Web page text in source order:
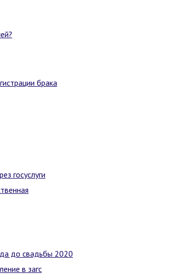
брака
госуслуги
до свадьбы 2020
в загс